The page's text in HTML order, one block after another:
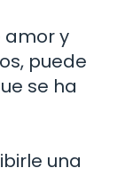
amor y
puede
se ha
una